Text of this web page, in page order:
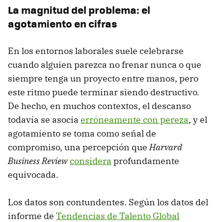
La magnitud del problema: el
agotamiento en cifras
En los entornos laborales suele celebrarse
cuando alguien parezca no frenar nunca o que
siempre tenga un proyecto entre manos, pero
este ritmo puede terminar siendo destructivo.
De hecho, en muchos contextos, el descanso
todavía se asocia erróneamente con pereza, y el
agotamiento se toma como señal de
compromiso, una percepción que Harvard
Business Reviewconsidera profundamente
equivocada.
Los datos son contundentes. Según los datos del
informe de Tendencias de Talento Global